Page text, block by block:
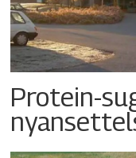
Protein-